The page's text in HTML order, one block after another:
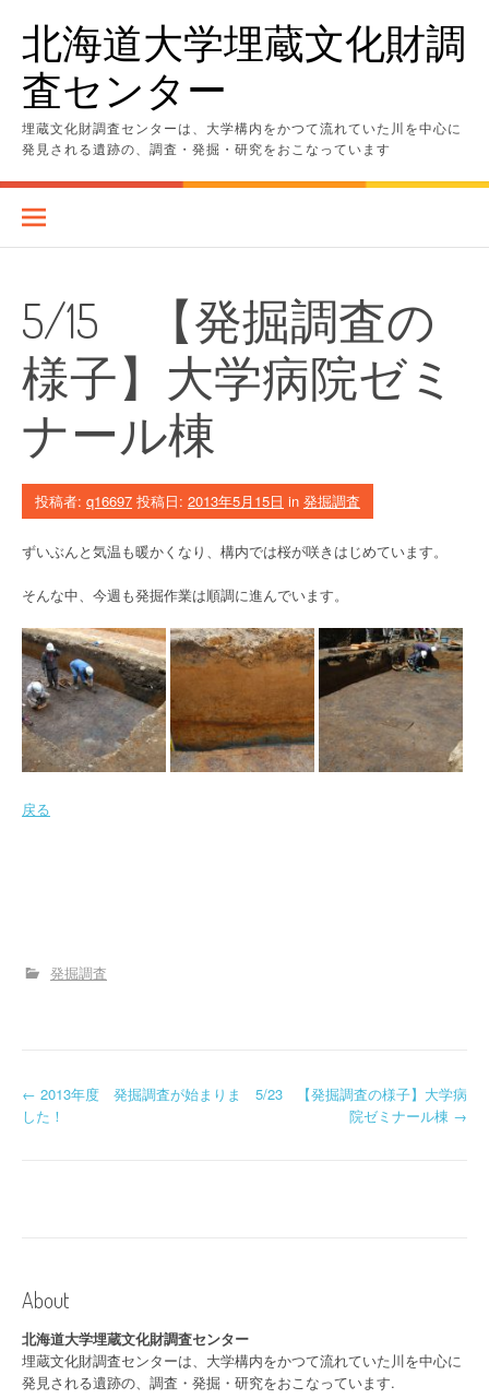
ッ
北海道大学埋蔵文化財調
査センター
埋蔵文化財調査センターは、大学構内をかつて流れていた川を中心に
発見される遺跡の、調査・発掘・研究をおこなっています
5/15 【発掘調査の
様子】大学病院ゼミ
ナール棟
投稿者: q16697 投稿日: 2013年5月15日 in 発掘調査
ずいぶんと気温も暖かくなり、構内では桜が咲きはじめています。
そんな中、今週も発掘作業は順調に進んでいます。
戻る
発掘調査
投
ー
シ
ョ
← 2013年度 発掘調査が始まりま
した！
5/23 【発掘調査の様子】大学病
院ゼミナール棟 →
About
北海道大学埋蔵文化財調査センター
埋蔵文化財調査センターは、大学構内をかつて流れていた川を中心に
発見される遺跡の、調査・発掘・研究をおこなっています.